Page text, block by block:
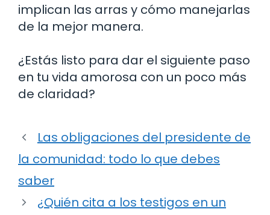
implican las arras y cómo manejarlas
de la mejor manera.
¿Estás listo para dar el siguiente paso
en tu vida amorosa con un poco más
de claridad?
Las obligaciones del presidente de
la comunidad: todo lo que debes
saber
¿Quién cita a los testigos en un